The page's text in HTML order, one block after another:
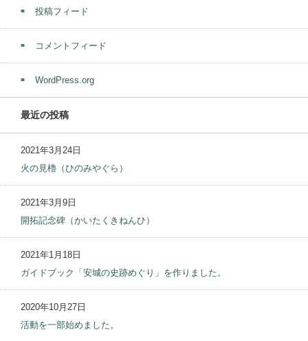
投稿フィード
コメントフィード
WordPress.org
最近の投稿
2021年3月24日
火の見櫓（ひのみやぐら）
2021年3月9日
開拓記念碑（かいたくきねんひ）
2021年1月18日
ガイドブック「安城の史跡めぐり」を作りました。
2020年10月27日
活動を一部始めました。